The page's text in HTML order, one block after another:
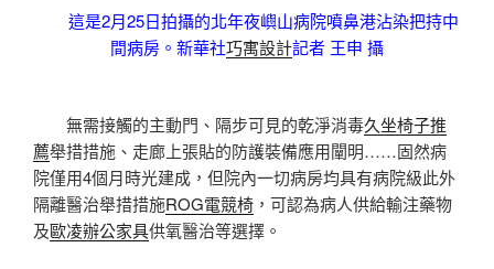
這是2月25日拍攝的北年夜嶼山病院噴鼻港沾染把持中
間病房。新華社巧寓設計記者 王申 攝
無需接觸的主動門、隔步可見的乾淨消毒久坐椅子推
薦舉措措施、走廊上張貼的防護裝備應用闡明……固然病
院僅用4個月時光建成，但院內一切病房均具有病院級此外
隔離醫治舉措措施ROG電競椅 ，可認為病人供給輸注藥物
及歐凌辦公家具供氧醫治等選擇。